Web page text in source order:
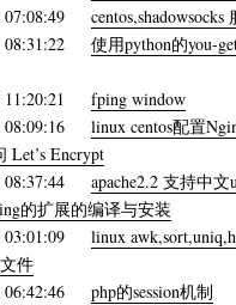
07:08:49
08:31:22 使用python的you-
11:20:21 fping window
08:09:16 linux centos配置
Let’s Encrypt
08:37:44 apache2.2 支持中文
的扩展的编译与安装
03:01:09 linux
件
06:42:46 php的session机制